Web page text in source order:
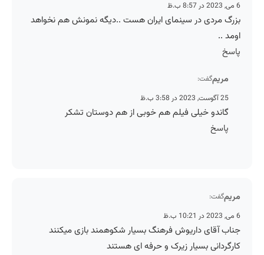
6 می, 2023 در 8:57 ب.ظ
بزرگ مردی در سینمای ایران هست ..دیگه نمونش هم نخواهد
اومد ..
پاسخ
مریمگفت:
25 آگوست, 2023 در 3:58 ب.ظ
گاندو خیلی فیلم هم خوبی از هم دوستان تشکر
پاسخ
مریمگفت:
6 می, 2023 در 10:21 ب.ظ
جناب آقای داریوش فرهنگ بسیار شکوهمند بازی میکنند
کارگردانی بسیار زیرک و حرفه ای هستند